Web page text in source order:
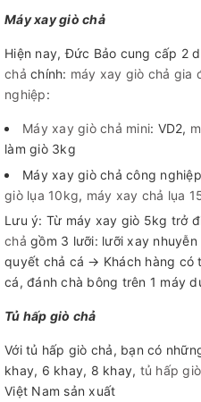
Máy xay giò chả
Hiện nay, Đức Bảo cung cấp 2
chả chính: máy xay giò chả gia
nghiệp:
Máy xay giò chả mini: VD2,
làm giò 3kg
Máy xay giò chả công
giò lụa 10kg, máy xay chả lụa
Lưu ý: Từ máy xay giò 5kg trở
chả gồm 3 lưỡi: lưỡi xay
quyết chả cá → Khách hàng có
cá, đánh chà bông trên 1 máy
Tủ hấp giò chả
Với tủ hấp giò chả, bạn có
khay, 6 khay, 8 khay, tủ hấp
Việt Nam sản xuất